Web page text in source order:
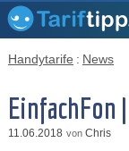
Handytarife : News
11.06.2018 von Chris